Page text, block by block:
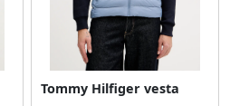
Tommy Hilfiger vesta